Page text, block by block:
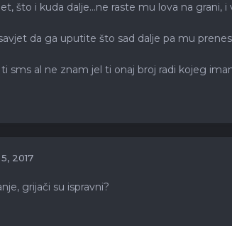
što i kuda dalje...ne raste mu lova na
da ga uputite što sad dalje pa mu
ti sms al ne znam jel ti onaj broj radi kojeg
2017
grijači su ispravni?